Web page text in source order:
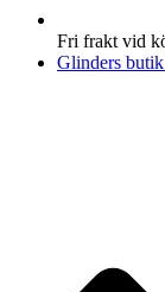
Fri frakt vid
Glinders butik